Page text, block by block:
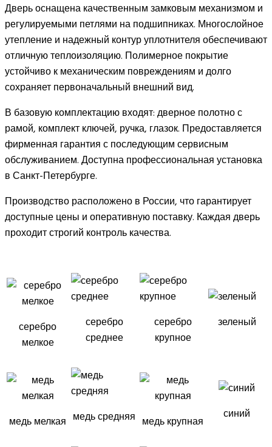
Дверь оснащена качественным замковым механизмом и
регулируемыми петлями на подшипниках. Многослойное
утепление и надежный контур уплотнителя обеспечивают
отличную теплоизоляцию. Полимерное покрытие
устойчиво к механическим повреждениям и долго
сохраняет первоначальный внешний вид.
В базовую комплектацию входят: дверное полотно с
рамой, комплект ключей, ручка, глазок. Предоставляется
фирменная гарантия с последующим сервисным
обслуживанием. Доступна профессиональная установка
в Санкт-Петербурге.
Производство расположено в России, что гарантирует
доступные цены и оперативную поставку. Каждая дверь
проходит строгий контроль качества.
серебро
мелкое
серебро
среднее
серебро
крупное
зеленый
медь мелкая медь средняя медь крупная синий